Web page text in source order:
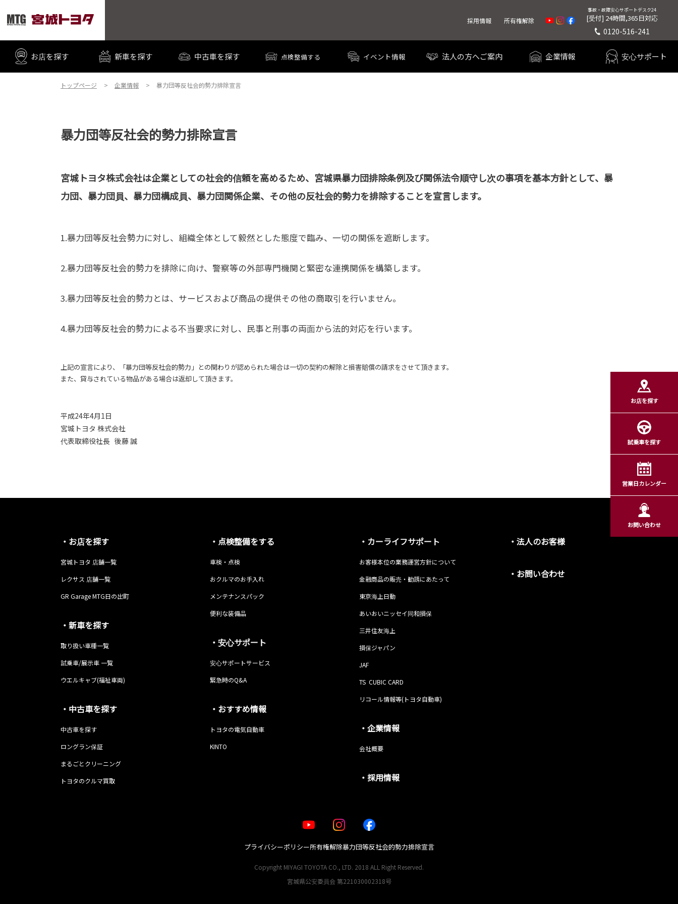
お店を探す 新車を探す 中古車を探す 点検整備する イベント情報 法人の方へご案内 企業情報 安心サポート
採用情報 所有権解除
事故・故障安心サポートデスク24
[受付] 24時間,365日対応
0120-516-241
トップページ 企業情報 暴力団等反社会的勢力排除宣言
暴力団等反社会的勢力排除宣言
宮城トヨタ株式会社は企業としての社会的信頼を高めるため、宮城県暴力団排除条例及び関係法令順守し次の事項を基本方針として、暴
力団、暴力団員、暴力団構成員、暴力団関係企業、その他の反社会的勢力を排除することを宣言します。
1.暴力団等反社会勢力に対し、組織全体として毅然とした態度で臨み、一切の関係を遮断します。
2.暴力団等反社会的勢力を排除に向け、警察等の外部専門機関と緊密な連携関係を構築します。
3.暴力団等反社会的勢力とは、サービスおよび商品の提供その他の商取引を行いません。
4.暴力団等反社会的勢力による不当要求に対し、民事と刑事の両面から法的対応を行います。
上記の宣言により、「暴力団等反社会的勢力」との関わりが認められた場合は一切の契約の解除と損害賠償の請求をさせて頂きます。
また、貸与されている物品がある場合は返却して頂きます。
平成24年4月1日
宮城トヨタ 株式会社
代表取締役社長 後藤 誠
お店を探す
試乗車を探す
営業日カレンダー
お問い合わせ
・お店を探す
宮城トヨタ 店舗一覧
レクサス 店舗一覧
GR Garage MTG日の出町
・新車を探す
取り扱い車種一覧
試乗車/展示車 一覧
ウエルキャブ(福祉車両)
・中古車を探す
中古車を探す
ロングラン保証
まるごとクリーニング
トヨタのクルマ買取
・点検整備をする
車検・点検
おクルマのお手入れ
メンテナンスパック
便利な装備品
・安心サポート
安心サポートサービス
緊急時のQ&A
・おすすめ情報
トヨタの電気自動車
KINTO
・カーライフサポート
お客様本位の業務運営方針について
金融商品の販売・勧誘にあたって
東京海上日動
あいおいニッセイ同和損保
三井住友海上
損保ジャパン
JAF
TS CUBIC CARD
リコール情報等(トヨタ自動車)
・企業情報
会社概要
・採用情報
・法人のお客様
・お問い合わせ
プライバシーポリシー所有権解除暴力団等反社会的勢力排除宣言
Copyright MIYAGI TOYOTA CO., LTD. 2018 ALL Right Reserved.
宮城県公安委員会 第221030002318号